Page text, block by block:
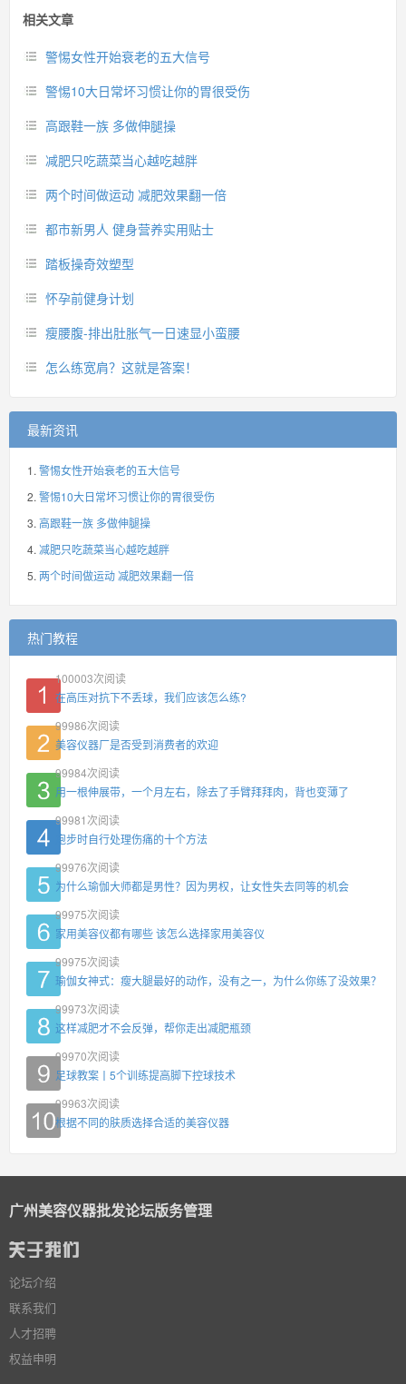
相关文章
警惕女性开始衰老的五大信号
警惕10大日常坏习惯让你的胃很受伤
高跟鞋一族 多做伸腿操
减肥只吃蔬菜当心越吃越胖
两个时间做运动 减肥效果翻一倍
都市新男人 健身营养实用贴士
踏板操奇效塑型
怀孕前健身计划
瘦腰腹-排出肚胀气一日速显小蛮腰
怎么练宽肩？这就是答案！
最新资讯
警惕女性开始衰老的五大信号
警惕10大日常坏习惯让你的胃很受伤
高跟鞋一族 多做伸腿操
减肥只吃蔬菜当心越吃越胖
两个时间做运动 减肥效果翻一倍
热门教程
100003次阅读
在高压对抗下不丢球，我们应该怎么练?
99986次阅读
美容仪器厂是否受到消费者的欢迎
99984次阅读
用一根伸展带，一个月左右，除去了手臂拜拜肉，背也变薄了
99981 次阅读
跑步时自行处理伤痛的十个方法
99976次阅读
为什么瑜伽大师都是男性？因为男权，让女性失去同等的机会
99975次阅读
家用美容仪都有哪些 该怎么选择家用美容仪
99975次阅读
瑜伽女神式：瘦大腿最好的动作，没有之一，为什么你练了没效果？
99973次阅读
这样减肥才不会反弹，帮你走出减肥瓶颈
99970次阅读
足球教案丨5个训练提高脚下控球技术
99963次阅读
根据不同的肤质选择合适的美容仪器
广州美容仪器批发论坛版务管理
论坛介绍
联系我们
人才招聘
权益申明